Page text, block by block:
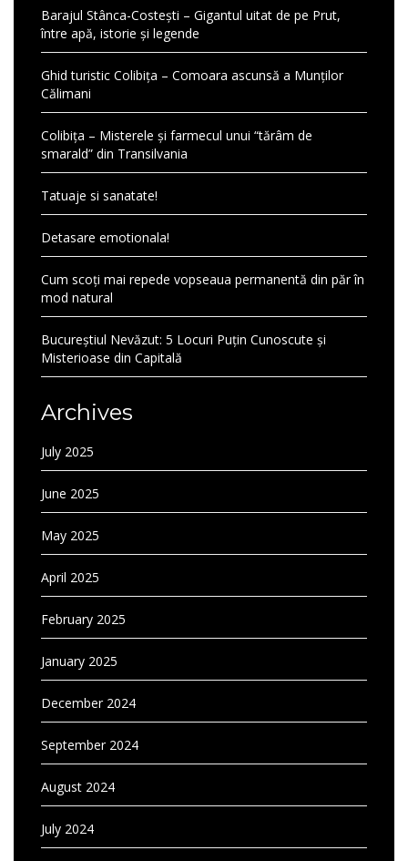
Barajul Stânca-Costești – Gigantul uitat de pe Prut,
între apă, istorie și legende
Ghid turistic Colibița – Comoara ascunsă a Munților
Călimani
Colibița – Misterele și farmecul unui “tărâm de
smarald” din Transilvania
Tatuaje si sanatate!
Detasare emotionala!
Cum scoți mai repede vopseaua permanentă din păr în
mod natural
Bucureștiul Nevăzut: 5 Locuri Puțin Cunoscute și
Misterioase din Capitală
Archives
July 2025
June 2025
May 2025
April 2025
February 2025
January 2025
December 2024
September 2024
August 2024
July 2024